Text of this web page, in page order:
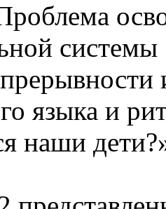
языка и
наши